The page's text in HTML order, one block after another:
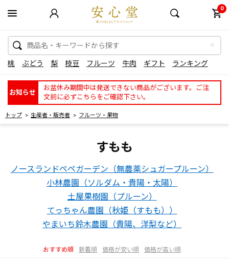
0
桃 ぶどう 梨 枝豆 フルーツ 牛肉 ギフト ランキング
お知らせ
お盆休み期間中は発送できない商品がございます。ご注
文前に必ずこちらをご確認下さい。
トップ 生産者・販売者 フルーツ・果物
すもも
ノースランドペペガーデン（無農薬シュガープルーン）
小林農園（ソルダム・貴陽・太陽）
土屋果樹園（プルーン）
てっちゃん農園（秋姫（すもも））
やまいち鈴木農園（貴陽、洋梨など）
おすすめ順 新着順 価格が安い順 価格が高い順